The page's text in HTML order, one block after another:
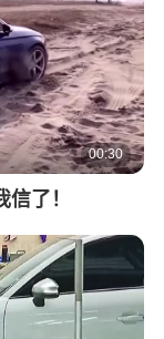
00:30
了！